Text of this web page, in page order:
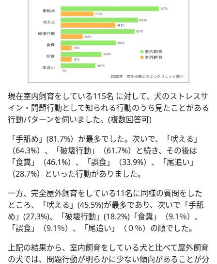
現在室内飼育をしている115名 に対して、犬のストレスサ
イン・問題行動として知られる行動のうち見たことがある
行動パターンを伺いました。(複数回答可)
「手舐め」(81.7%）が最多でした。次いで、「吠える」
（64.3%）、「破壊行動」（61.7%）と続き、その後は
「食糞」（46.1%）、「誤食」（33.9%）、「尾追い」
（28.7%）といった行動がありました。
一方、完全屋外飼育をしている11名に同様の質問をした
ところ、「吠える」(45.5%)が最多であり、次いで「手舐
め」(27.3%)、「破壊行動」(18.2%)「食糞」（9.1％）、
「誤食」（9.1％）、「尾追い」（０％）の順でした。
上記の結果から、室内飼育をしている犬と比べて屋外飼育
の犬では、問題行動が明らかに少ない傾向があることが分